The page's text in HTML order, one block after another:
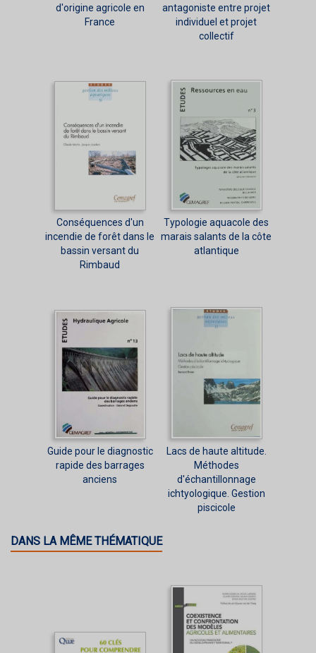
d'origine agricole en
France
antagoniste entre projet
individuel et projet
collectif
Conséquences d'un
incendie de forêt dans le
bassin versant du
Rimbaud
Typologie aquacole des
marais salants de la côte
atlantique
Guide pour le diagnostic
rapide des barrages
anciens
Lacs de haute altitude.
Méthodes
d'échantillonnage
ichtyologique. Gestion
piscicole
DANS LA MÊME THÉMATIQUE